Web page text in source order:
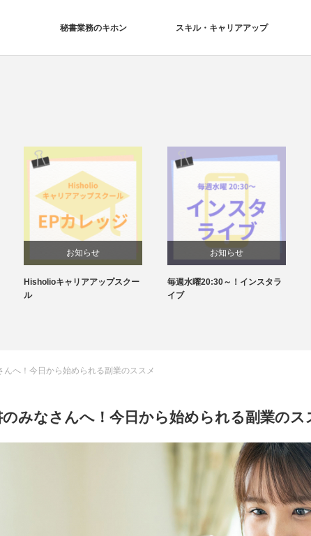
秘書業務のキホン スキル・キャリアアップ
お知らせ
Hisholioキャリアアップスクー
ル
お知らせ
毎週水曜20:30～！インスタラ
イブ
んへ！今日から始められる副業のススメ
のみなさんへ！今日から始められる副業のス